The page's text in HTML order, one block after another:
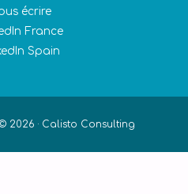
écrire
France
Spain
2026 · Calisto Consulting